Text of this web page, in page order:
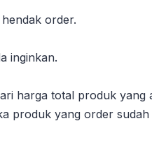
order.
inginkan.
harga total produk yang
produk yang order